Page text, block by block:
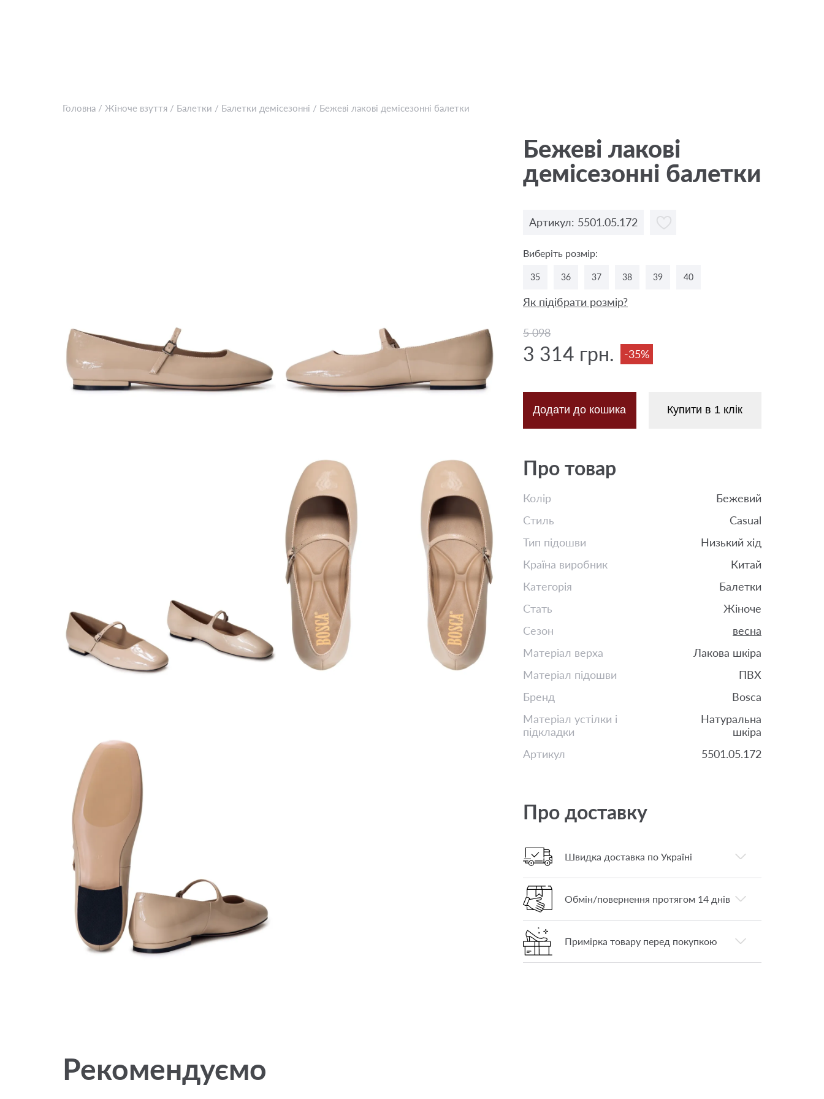
Головна / Жіноче взуття / Балетки / Балетки демісезонні / Бежевi лакові демісезонні балетки
Бежевi лакові
демісезонні балетки
Артикул: 5501.05.172
Виберіть розмір:
35 36 37 38 39 40
Як підібрати розмір?
5 098
3 314 грн. -35%
Додати до кошика Купити в 1 клік
Про товар
Колір
Бежевий
Стиль
Casual
Тип підошви
Низький хід
Країна виробник
Китай
Категорія
Балетки
Стать
Жіноче
Сезон
весна
Матеріал верха
Лакова шкіра
Матеріал підошви
ПВХ
Бренд
Bosca
Матеріал устілки і
підкладки
Натуральна
шкіра
Артикул
5501.05.172
Про доставку
Швидка доставка по Україні
Обмін/повернення протягом 14 днів
Примірка товару перед покупкою
Рекомендуємо